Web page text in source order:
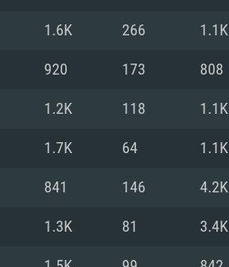
1.6K 266 1.1K
920 173 808
1.2K 118 1.1K
1.7K 64 1.1K
841 146 4.2K
1.3K 81 3.4K